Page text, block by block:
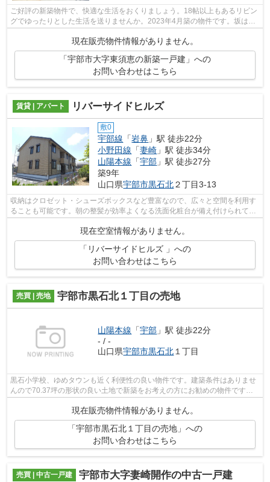
ご好評の新築物件で、快適な生活をおくりましょう。18帖以上もあるリビン
グでゆったりとした生活を送りませんか。2023年4月築の物件です。坂はな
現在販売物件情報がありません。
「宇部市大字東須恵の新築一戸建」への
お問い合わせはこちら
賃貸 | アパート リバーサイドヒルズ
敷0
宇部線 「岩鼻 」駅 徒歩22分
小野田線 「妻崎 」駅 徒歩34分
山陽本線 「宇部 」駅 徒歩27分
築9年
山口県宇部市黒石北２丁目3-13
収納はクロゼット・シューズボックスなど豊富なので、広々と空間を利用す
ることも可能です。朝の整髪が効率よくなる洗面化粧台が備え付けられてい
現在空室情報がありません。
「リバーサイドヒルズ 」への
お問い合わせはこちら
売買 | 売地 宇部市黒石北１丁目の売地
山陽本線 「宇部 」駅 徒歩22分
- / -
山口県宇部市黒石北 １丁目
黒石小学校、ゆめタウンも近く利便性の良い物件です。建築条件はありませ
んので70.37坪の形状の良い土地で新築をお考えの方にお勧めの物件です。
土地をお探しの方はぜひ当社にご相談く...
現在販売物件情報がありません。
「宇部市黒石北１丁目の売地」への
お問い合わせはこちら
売買 | 中古一戸建 宇部市大字妻崎開作の中古一戸建